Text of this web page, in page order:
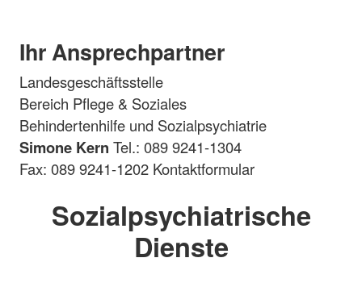
Ihr Ansprechpartner
Landesgeschäftsstelle
Bereich Pflege & Soziales
Behindertenhilfe und Sozialpsychiatrie
Simone Kern Tel.: 089 9241-1304
Fax: 089 9241-1202 Kontaktformular
Sozialpsychiatrische
Dienste